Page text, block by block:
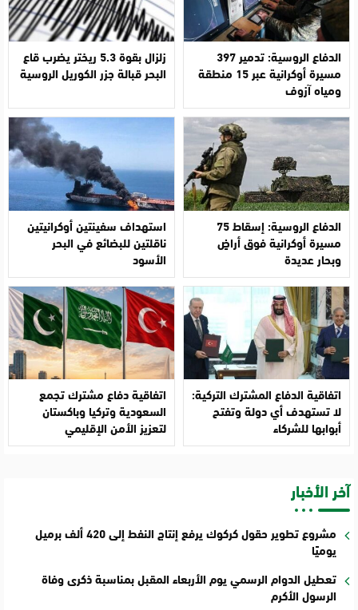
الدفاع الروسية: تدمير 397
مسيرة أوكرانية عبر 15 منطقة
ومياه آزوف
زلزال بقوة 5.3 ريختر يضرب قاع
البحر قبالة جزر الكوريل الروسية
الدفاع الروسية: إسقاط 75
مسيرة أوكرانية فوق أراضٍ
وبحار عديدة
استهداف سفينتين أوكرانيتين
ناقلتين للبضائع في البحر
الأسود
اتفاقية الدفاع المشترك التركية:
لا تستهدف أي دولة وتفتح
أبوابها للشركاء
اتفاقية دفاع مشترك تجمع
السعودية وتركيا وباكستان
لتعزيز الأمن الإقليمي
آخر الأخبار
مشروع تطوير حقول كركوك يرفع إنتاج النفط إلى 420 ألف برميل
يوميًا
تعطيل الدوام الرسمي يوم الأربعاء المقبل بمناسبة ذكرى وفاة
الرسول الأكرم